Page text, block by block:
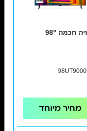
חכמה "98
מחיר מיוחד